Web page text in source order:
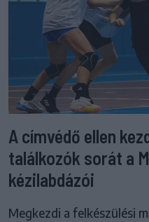
A címvédő ellen
találkozók sorát a
kézilabdázói
Megkezdi a felkészülési